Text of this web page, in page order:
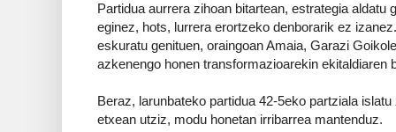
Partidua aurrera zihoan bitartean, estrategia aldatu
eginez, hots, lurrera erortzeko denborarik ez
eskuratu genituen, oraingoan Amaia, Garazi
azkenengo honen transformazioarekin ekitaldiaren
Beraz, larunbateko partidua 42-5eko partziala
etxean utziz, modu honetan irribarrea mantenduz.